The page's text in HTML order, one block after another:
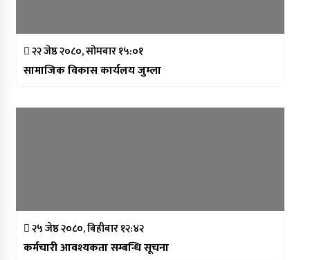
२२ जेष्ठ २०८०, सोमबार १५:०१
सामाजिक विकास कार्यलय जुम्ला
२५ जेष्ठ २०८०, बिहीबार १२:४२
कर्मचारी आवश्यकता सम्बन्धि सूचना